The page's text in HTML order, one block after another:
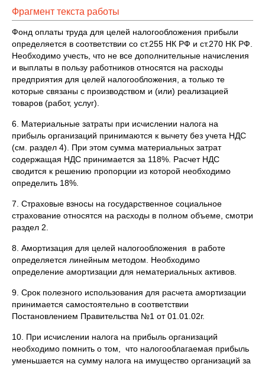
Фрагмент текста работы
Фонд оплаты труда для целей налогообложения прибыли
определяется в соответствии со ст.255 НК РФ и ст.270 НК РФ.
Необходимо учесть, что не все дополнительные начисления
и выплаты в пользу работников относятся на расходы
предприятия для целей налогообложения, а только те
которые связаны с производством и (или) реализацией
товаров (работ, услуг).
6. Материальные затраты при исчислении налога на
прибыль организаций принимаются к вычету без учета НДС
(см. раздел 4). При этом сумма материальных затрат
содержащая НДС принимается за 118%. Расчет НДС
сводится к решению пропорции из которой необходимо
определить 18%.
7. Страховые взносы на государственное социальное
страхование относятся на расходы в полном объеме, смотри
раздел 2.
8. Амортизация для целей налогообложения в работе
определяется линейным методом. Необходимо
определение амортизации для нематериальных активов.
9. Срок полезного использования для расчета амортизации
принимается самостоятельно в соответствии
Постановлением Правительства №1 от 01.01.02г.
10. При исчислении налога на прибыль организаций
необходимо помнить о том, что налогооблагаемая прибыль
уменьшается на сумму налога на имущество организаций за